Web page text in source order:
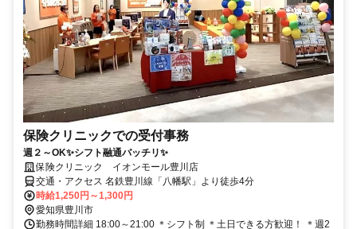
保険クリニックでの受付事務
週２～OK✨シフト融通バッチリ✨
保険クリニック イオンモール豊川店
交通・アクセス 名鉄豊川線「八幡駅」より徒歩4分
時給1,250円～1,300円
愛知県豊川市
勤務時間詳細 18:00～21:00 ＊シフト制 ＊土日できる方歓迎！ ＊週2